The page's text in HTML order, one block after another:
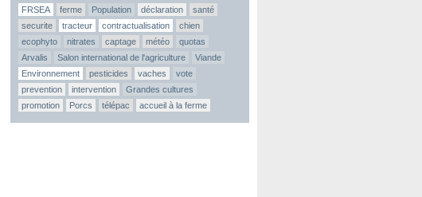
FRSEA
ferme Population déclaration
santé
securite
tracteur contractualisation
chien
ecophyto
nitrates captage météo
quotas
Arvalis
Salon international de l'agriculture
Viande
Environnement
pesticides vaches
vote
prevention
intervention
Grandes cultures
promotion
Porcs télépac accueil à la ferme